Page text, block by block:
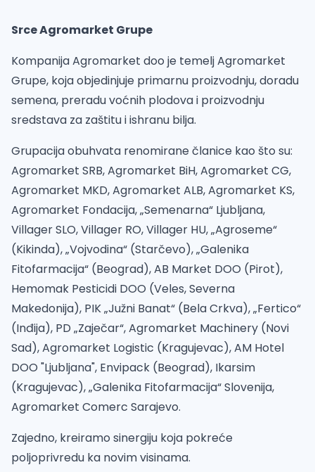
Srce Agromarket Grupe
Kompanija Agromarket doo je temelj Agromarket
Grupe, koja objedinjuje primarnu proizvodnju, doradu
semena, preradu voćnih plodova i proizvodnju
sredstava za zaštitu i ishranu bilja.
Grupacija obuhvata renomirane članice kao što su:
Agromarket SRB, Agromarket BiH, Agromarket CG,
Agromarket MKD, Agromarket ALB, Agromarket KS,
Agromarket Fondacija, „Semenarna“ Ljubljana,
Villager SLO, Villager RO, Villager HU, „Agroseme“
(Kikinda), „Vojvodina“ (Starčevo), „Galenika
Fitofarmacija“ (Beograd), AB Market DOO (Pirot),
Hemomak Pesticidi DOO (Veles, Severna
Makedonija), PIK „Južni Banat“ (Bela Crkva), „Fertico“
(Inđija), PD „Zaječar“, Agromarket Machinery (Novi
Sad), Agromarket Logistic (Kragujevac), AM Hotel
DOO "Ljubljana", Envipack (Beograd), Ikarsim
(Kragujevac), „Galenika Fitofarmacija“ Slovenija,
Agromarket Comerc Sarajevo.
Zajedno, kreiramo sinergiju koja pokreće
poljoprivredu ka novim visinama.